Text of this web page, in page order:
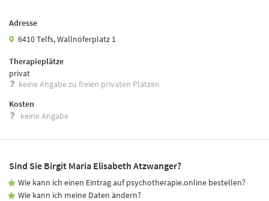
Adresse
6410 Telfs, Wallnöferplatz 1
Therapieplätze
privat
keine Angabe zu freien privaten Plätzen
Kosten
keine Angabe
Sind Sie Birgit Maria Elisabeth Atzwanger?
Wie kann ich einen Eintrag auf psychotherapie.online bestellen?
Wie kann ich meine Daten ändern?